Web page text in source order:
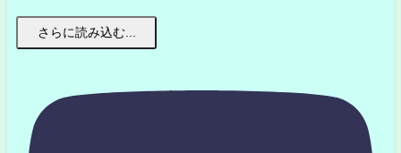
さらに読み込む...